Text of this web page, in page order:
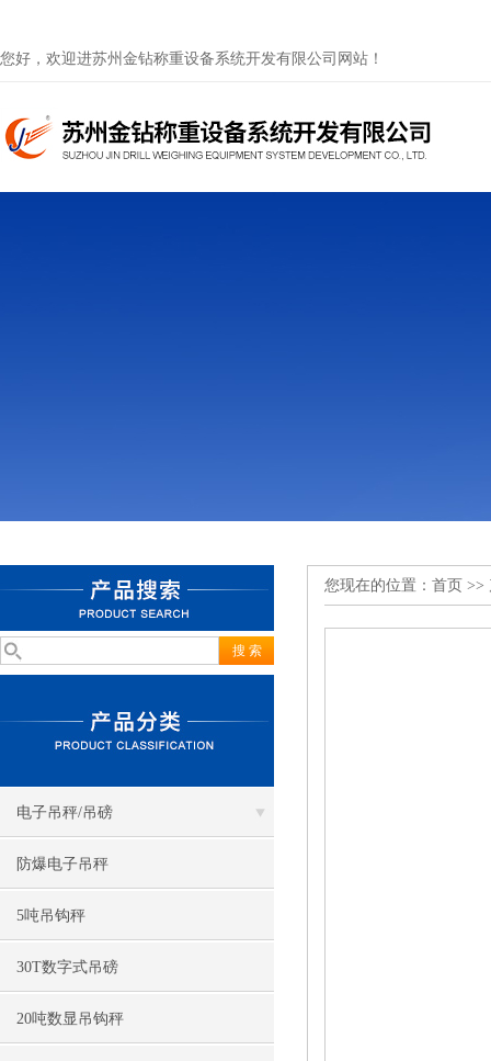
您好，欢迎进苏州金钻称重设备系统开发有限公司网站！
电子吊秤/吊磅
防爆电子吊秤
5吨吊钩秤
30T数字式吊磅
20吨数显吊钩秤
您现在的位置： 首页 >>